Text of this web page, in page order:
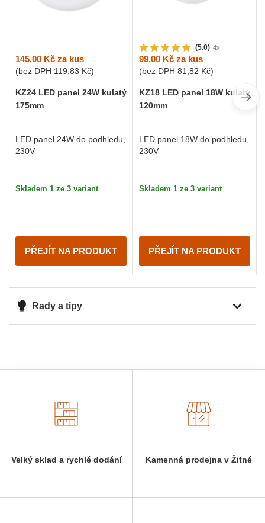
145,00 Kč za kus
(bez DPH 119,83 Kč)
KZ24 LED panel 24W kulatý
175mm
LED panel 24W do podhledu,
230V
Skladem 1 ze 3 variant
PŘEJÍT NA PRODUKT
(5.0) 4x
99,00 Kč za kus
(bez DPH 81,82 Kč)
KZ18 LED panel 18W kulatý
120mm
LED panel 18W do podhledu,
230V
Skladem 1 ze 3 variant
PŘEJÍT NA PRODUKT
Rady a tipy
Velký sklad a rychlé dodání Kamenná prodejna v Žitné